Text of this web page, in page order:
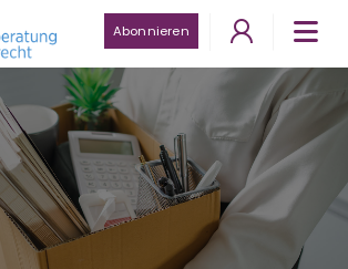
Abonnieren